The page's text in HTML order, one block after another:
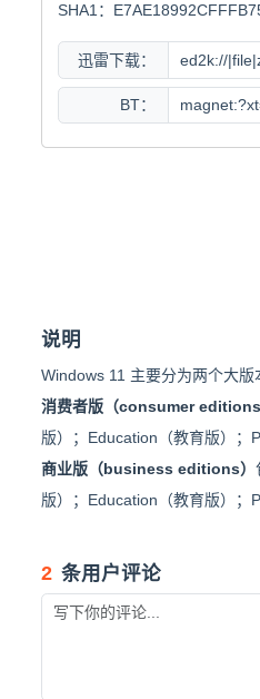
SHA1：
迅雷下载：
BT：
说明
Windows 11 主要分为两个大版
消费者版（consumer editions
版）；Education（教育版）；
商业版（business editions）
版）；Education（教育版）；
2 条用户评论